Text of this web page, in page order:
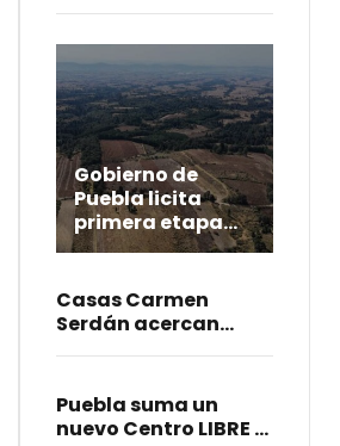
Gobierno de
Puebla licita
primera etapa
del Ecoparque La
Casas Carmen
Serdán acercan
Puebla
Puebla suma un
nuevo Centro LIBRE y